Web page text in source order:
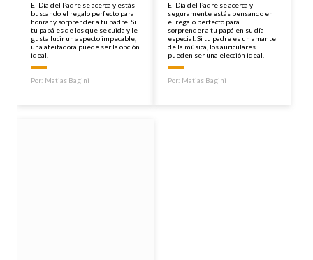
El Día del Padre se acerca y estás
buscando el regalo perfecto para
honrar y sorprender a tu padre. Si
tu papá es de los que se cuida y le
gusta lucir un aspecto impecable,
una afeitadora puede ser la opción
ideal.
Por: Matias Bagini
El Día del Padre se acerca y
seguramente estás pensando en
el regalo perfecto para
sorprender a tu papá en su día
especial. Si tu padre es un amante
de la música, los auriculares
pueden ser una elección ideal.
Por: Matias Bagini